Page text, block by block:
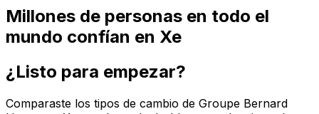
Millones de personas en todo el
mundo confían en Xe
¿Listo para empezar?
Comparaste los tipos de cambio de Groupe Bernard